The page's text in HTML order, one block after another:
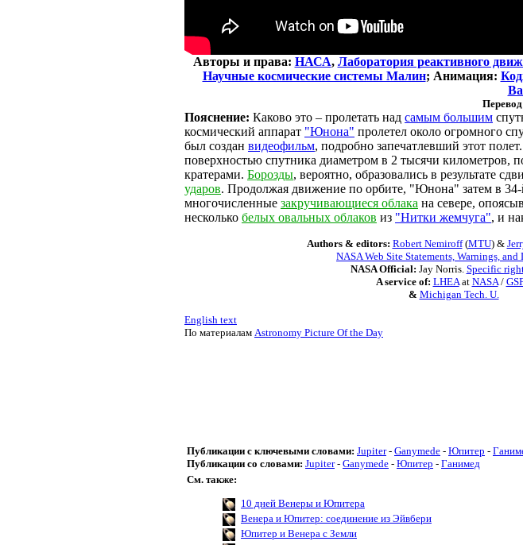
Авторы и права: НАСА, Лаборатория реактивного
Научные космические системы Малин; Анимация:
Пояснение: Каково это – пролетать над самым большим
космический аппарат "Юнона" пролетел около огромного
был создан видеофильм, подробно запечатлевший этот
поверхностью спутника диаметром в 2 тысячи километров,
кратерами. Борозды, вероятно, образовались в результате
ударов. Продолжая движение по орбите, "Юнона" затем в 34-
многочисленные закручивающиеся облака на севере,
несколько белых овальных облаков из "Нитки жемчуга", и
Authors & editors: Robert Nemiroff(MTU) &
NASA Web Site Statements, Warnings, and
NASA Official: Jay Norris. Specific
A service of: LHEAat NASA/
& Michigan Tech. U.
English text
По материалам Astronomy Picture Of the Day
Публикации с ключевыми словами: Jupiter- Ganymede - Юпитер -
Публикации со словами: Jupiter- Ganymede - Юпитер - Ганимед
См. также:
10 дней Венеры и Юпитера
Венера и Юпитер: соединение из Эйвбери
Юпитер и Венера с Земли